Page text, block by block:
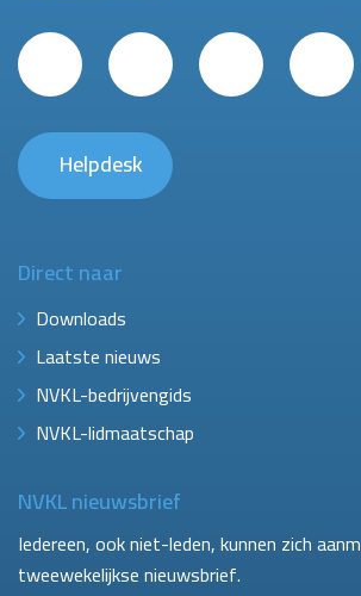
Helpdesk
Direct naar
Downloads
Laatste nieuws
NVKL-bedrijvengids
NVKL-lidmaatschap
NVKL nieuwsbrief
Iedereen, ook niet-leden, kunnen zich
tweewekelijkse nieuwsbrief.